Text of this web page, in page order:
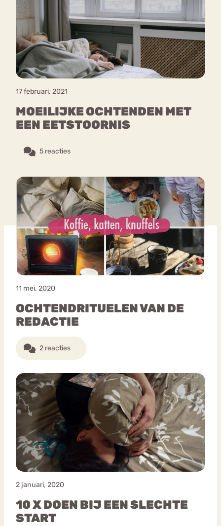
17 februari, 2021
MOEILIJKE OCHTENDEN MET
EEN EETSTOORNIS
5 reacties
11 mei, 2020
OCHTENDRITUELEN VAN DE
REDACTIE
2 reacties
2 januari, 2020
10 X DOEN BIJ EEN SLECHTE
START